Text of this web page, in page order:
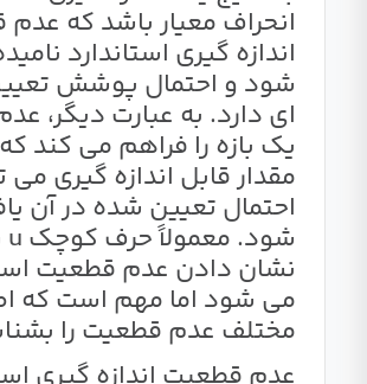
انحراف معیار باشد که
اندازه گیری استاندارد
شود و احتمال پوشش
ای دارد. به عبارت دیگر،
یک بازه را فراهم می کند
مقدار قابل اندازه گیری می
احتمال تعیین شده در آن
نشان دادن عدم قطعیت
می شود اما مهم است که
مختلف عدم قطعیت را